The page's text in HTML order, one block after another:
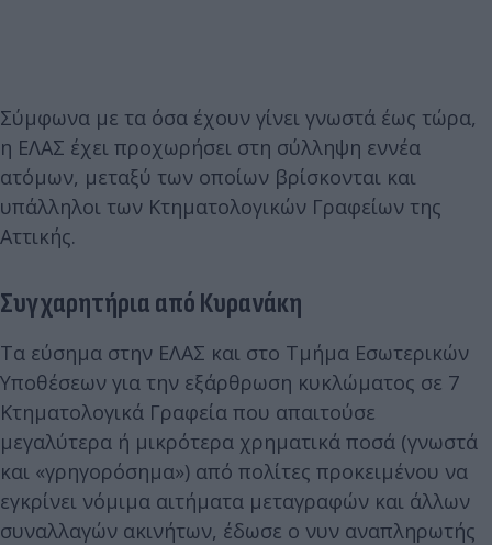
Σύμφωνα με τα όσα έχουν γίνει γνωστά έως τώρα,
η ΕΛΑΣ έχει προχωρήσει στη σύλληψη εννέα
ατόμων, μεταξύ των οποίων βρίσκονται και
υπάλληλοι των Κτηματολογικών Γραφείων της
Αττικής.
Συγχαρητήρια από Κυρανάκη
Τα εύσημα στην ΕΛΑΣ και στο Τμήμα Εσωτερικών
Υποθέσεων για την εξάρθρωση κυκλώματος σε 7
Κτηματολογικά Γραφεία που απαιτούσε
μεγαλύτερα ή μικρότερα χρηματικά ποσά (γνωστά
και «γρηγορόσημα») από πολίτες προκειμένου να
εγκρίνει νόμιμα αιτήματα μεταγραφών και άλλων
συναλλαγών ακινήτων, έδωσε ο νυν αναπληρωτής